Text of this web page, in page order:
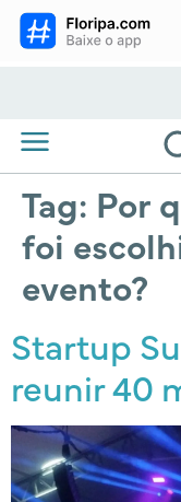
Tag: Por
foi
evento?
Startup
reunir 40